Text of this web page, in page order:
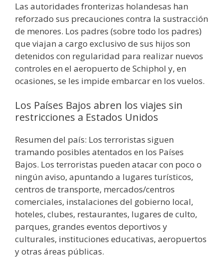
Las autoridades fronterizas holandesas han
reforzado sus precauciones contra la sustracción
de menores. Los padres (sobre todo los padres)
que viajan a cargo exclusivo de sus hijos son
detenidos con regularidad para realizar nuevos
controles en el aeropuerto de Schiphol y, en
ocasiones, se les impide embarcar en los vuelos.
Los Países Bajos abren los viajes sin
restricciones a Estados Unidos
Resumen del país: Los terroristas siguen
tramando posibles atentados en los Países
Bajos. Los terroristas pueden atacar con poco o
ningún aviso, apuntando a lugares turísticos,
centros de transporte, mercados/centros
comerciales, instalaciones del gobierno local,
hoteles, clubes, restaurantes, lugares de culto,
parques, grandes eventos deportivos y
culturales, instituciones educativas, aeropuertos
y otras áreas públicas.